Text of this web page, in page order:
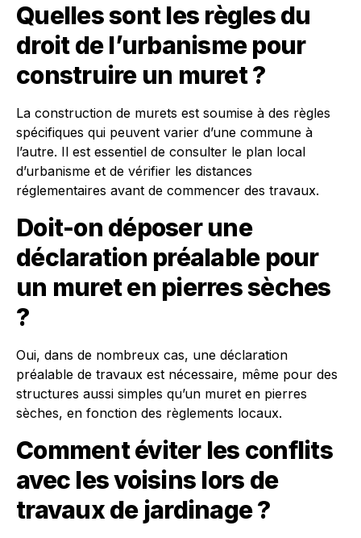
Quelles sont les règles du
droit de l’urbanisme pour
construire un muret ?
La construction de murets est soumise à des règles
spécifiques qui peuvent varier d’une commune à
l’autre. Il est essentiel de consulter le plan local
d’urbanisme et de vérifier les distances
réglementaires avant de commencer des travaux.
Doit-on déposer une
déclaration préalable pour
un muret en pierres sèches
?
Oui, dans de nombreux cas, une déclaration
préalable de travaux est nécessaire, même pour des
structures aussi simples qu’un muret en pierres
sèches, en fonction des règlements locaux.
Comment éviter les conflits
avec les voisins lors de
travaux de jardinage ?